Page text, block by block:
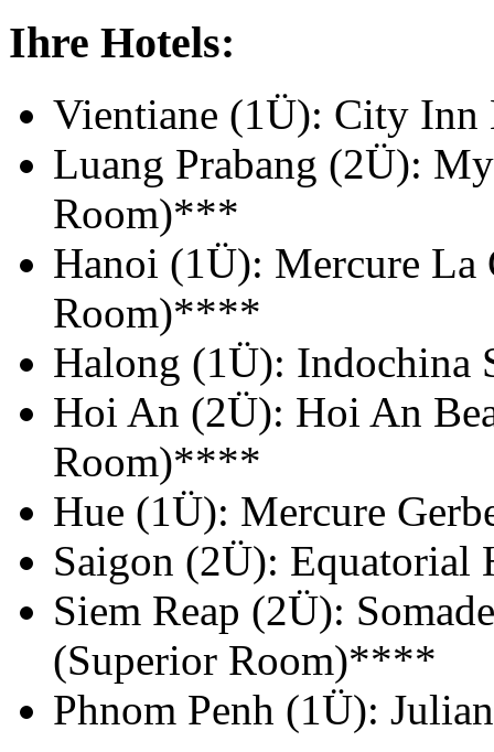
Ihre Hotels:
Vientiane (1Ü): City
Luang Prabang (2Ü):
Room)***
Hanoi (1Ü): Mercure La
Room)****
Halong (1Ü):
Hoi An (2Ü): Hoi An
Room)****
Hue (1Ü): Mercure
Saigon (2Ü):
Siem Reap (2Ü):
(Superior Room)****
Phnom Penh (1Ü):